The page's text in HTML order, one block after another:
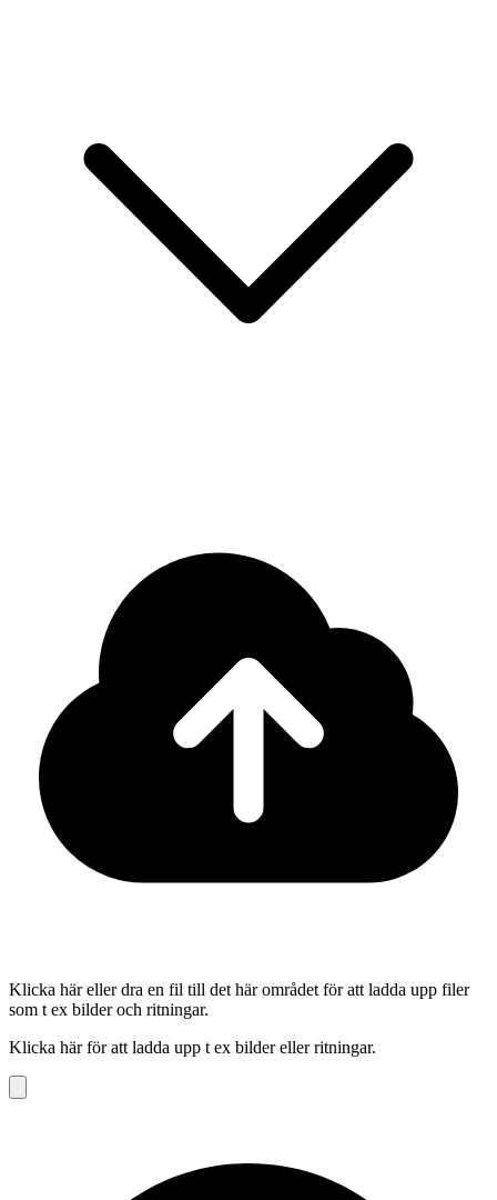
Klicka här eller dra en fil till det här området för att ladda upp filer
som t ex bilder och ritningar.
Klicka här för att ladda upp t ex bilder eller ritningar.